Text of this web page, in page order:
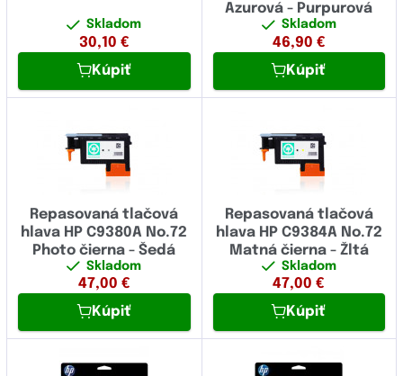
Skladom
30,10 €
Kúpiť
Azurová - Purpurová
Skladom
46,90 €
Kúpiť
Repasovaná tlačová
hlava HP C9380A No.72
Photo čierna - Šedá
Skladom
47,00 €
Kúpiť
Repasovaná tlačová
hlava HP C9384A No.72
Matná čierna - Žltá
Skladom
47,00 €
Kúpiť